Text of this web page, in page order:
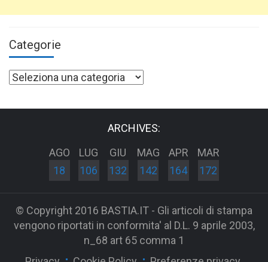
Categorie
Categorie
ARCHIVES:
AGO
18
LUG
106
GIU
132
MAG
142
APR
164
MAR
172
© Copyright 2016 BASTIA.IT - Gli articoli di stampa
vengono riportati in conformita' al D.L. 9 aprile 2003,
n_68 art 65 comma 1